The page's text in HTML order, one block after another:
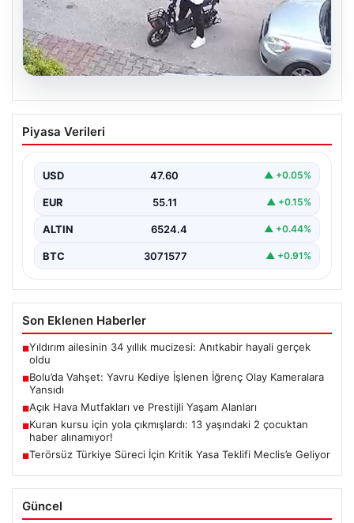
Bolu’da Vahşet: Yavru Kediye İşlenen
İğrenç Olay Kameralara Yansıdı
günlerde meydana gelen korkutucu olay, bölgedeki
sakinleri derinden sarstı. Elektrikli…
Piyasa Verileri
USD 47.60 ▲ +0.05%
EUR 55.11 ▲ +0.15%
ALTIN 6524.4 ▲ +0.44%
BTC 3071577 ▲ +0.91%
Son Eklenen Haberler
■Yıldırım ailesinin 34 yıllık mucizesi: Anıtkabir hayali gerçek
oldu
■Bolu’da Vahşet: Yavru Kediye İşlenen İğrenç Olay Kameralara
Yansıdı
■Açık Hava Mutfakları ve Prestijli Yaşam Alanları
■Kuran kursu için yola çıkmışlardı: 13 yaşındaki 2 çocuktan
haber alınamıyor!
■Terörsüz Türkiye Süreci İçin Kritik Yasa Teklifi Meclis’e Geliyor
Güncel